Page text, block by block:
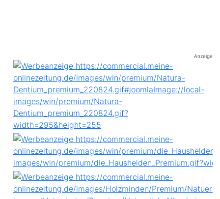
Anzeige